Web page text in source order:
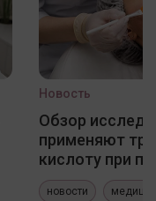
Новость
Обзор
применяют
кислоту при
новости